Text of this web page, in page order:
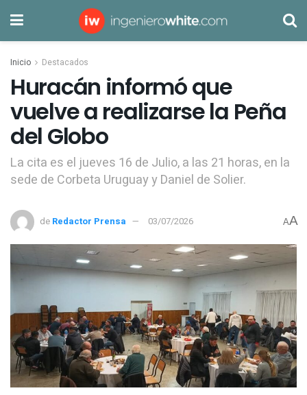
Inicio Destacados
Huracán informó que
vuelve a realizarse la Peña
del Globo
La cita es el jueves 16 de Julio, a las 21 horas, en la
sede de Corbeta Uruguay y Daniel de Solier.
de Redactor Prensa 03/07/2026 AA